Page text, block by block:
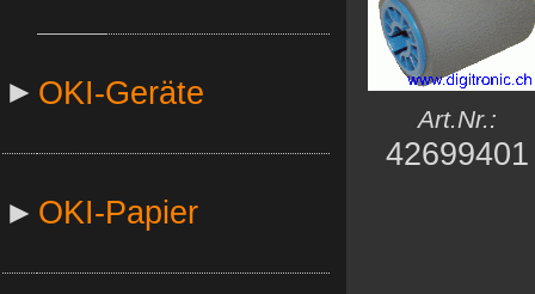
► OKI-Geräte
► OKI-Papier
Art.Nr.:
42699401